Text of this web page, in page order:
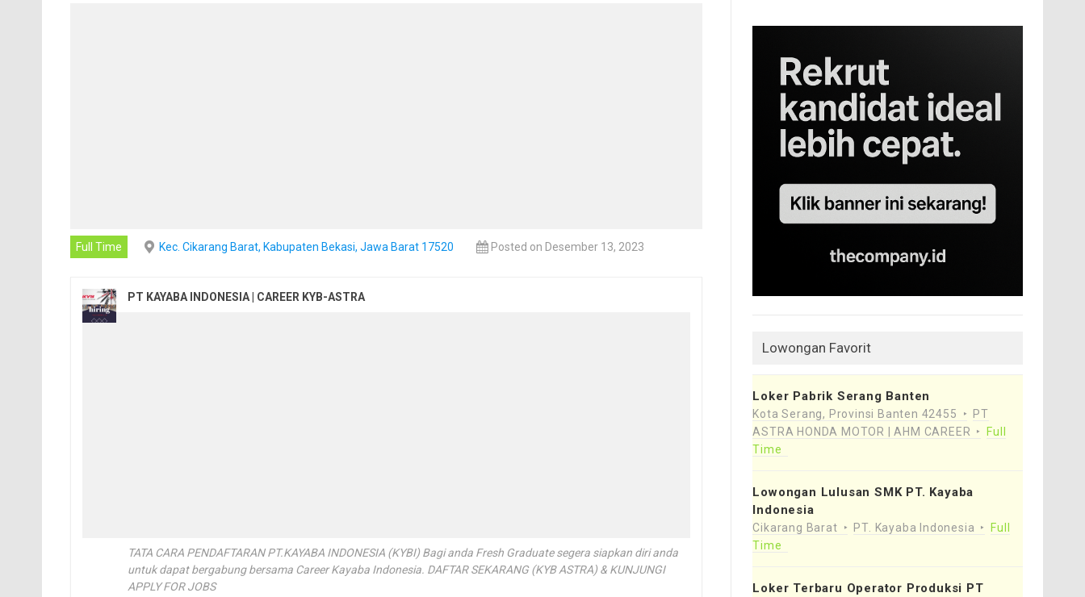
Full Time Kec. Cikarang Barat, Kabupaten Bekasi, Jawa Barat 17520 Posted on Desember 13, 2023
PT KAYABA INDONESIA | CAREER KYB-ASTRA
TATA CARA PENDAFTARAN PT.KAYABA INDONESIA (KYBI) Bagi anda Fresh Graduate segera siapkan diri anda
untuk dapat bergabung bersama Career Kayaba Indonesia. DAFTAR SEKARANG (KYB ASTRA) & KUNJUNGI
APPLY FOR JOBS
Lowongan Favorit
Loker Pabrik Serang Banten
Kota Serang, Provinsi Banten 42455
PT
ASTRA HONDA MOTOR | AHM CAREER
Full
Time
Lowongan Lulusan SMK PT. Kayaba
Indonesia
Cikarang Barat PT. Kayaba Indonesia
Full
Time
Loker Terbaru Operator Produksi PT